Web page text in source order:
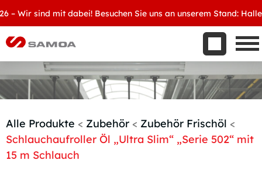
Wir sind mit dabei! Besuchen Sie uns an unserem Stand: Halle
Aktuelles
Kontakt
Handelspartner werden
Alle Produkte < Zubehör < Zubehör Frischöl <
Schlauchaufroller Öl „Ultra Slim“ „Serie 502“ mit
15 m Schlauch